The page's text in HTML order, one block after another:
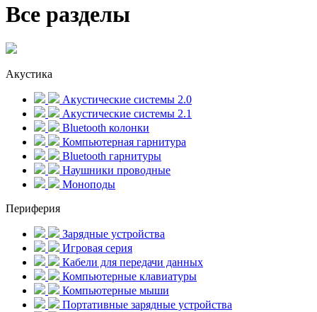
Все разделы
Акустика
Акустические системы 2.0
Акустические системы 2.1
Bluetooth колонки
Компьютерная гарнитура
Bluetooth гарнитуры
Наушники проводные
Моноподы
Периферия
Зарядные устройства
Игровая серия
Кабели для передачи данных
Компьютерные клавиатуры
Компьютерные мыши
Портативные зарядные устройства